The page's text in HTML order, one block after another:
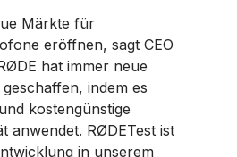
Märkte für
eröffnen, sagt CEO
hat immer neue
indem es
kostengünstige
anwendet. RØDETest ist
in unserem